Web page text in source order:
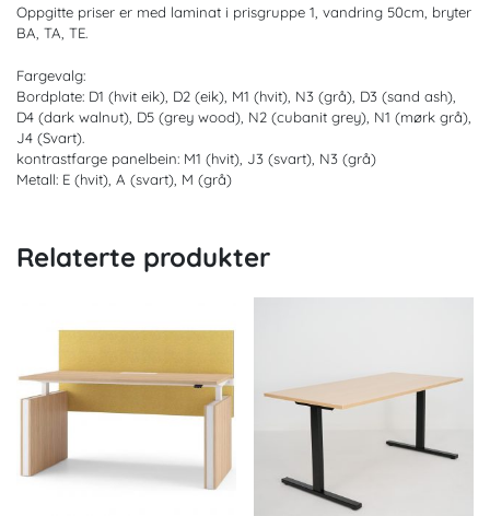
Oppgitte priser er med laminat i prisgruppe 1, vandring 50cm, bryter
BA, TA, TE.
Fargevalg:
Bordplate: D1 (hvit eik), D2 (eik), M1 (hvit), N3 (grå), D3 (sand ash),
D4 (dark walnut), D5 (grey wood), N2 (cubanit grey), N1 (mørk grå),
J4 (Svart).
kontrastfarge panelbein: M1 (hvit), J3 (svart), N3 (grå)
Metall: E (hvit), A (svart), M (grå)
Relaterte produkter